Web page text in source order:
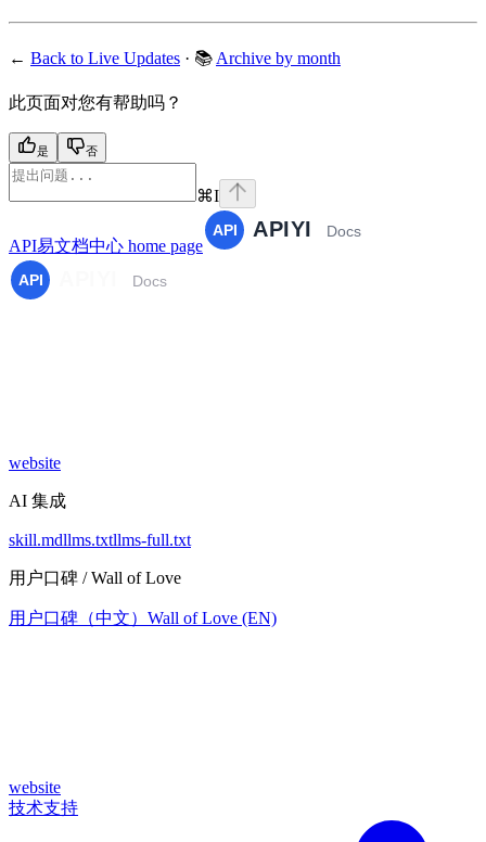
← Back to Live Updates · 📚 Archive by month
此页面对您有帮助吗？
是 否
⌘I
API易文档中心 home page
website
AI 集成
skill.mdllms.txtllms-full.txt
用户口碑 / Wall of Love
用户口碑（中文） Wall of Love (EN)
website
技术支持